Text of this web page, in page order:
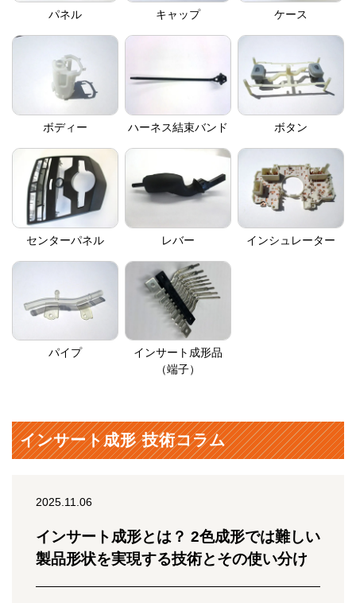
パネル キャップ ケース
ボディー ハーネス結束バンド ボタン
センターパネル レバー インシュレーター
パイプ
インサート成形品
（端子）
インサート成形 技術コラム
2025.11.06
インサート成形とは？ 2色成形では難しい
製品形状を実現する技術とその使い分け